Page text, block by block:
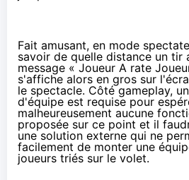
Fait amusant, en mode
savoir de quelle distance un tir
message « Joueur A rate
s'affiche alors en gros sur
le spectacle. Côté gameplay,
d'équipe est requise pour
malheureusement aucune
proposée sur ce point et il
une solution externe qui ne
facilement de monter une
joueurs triés sur le volet.